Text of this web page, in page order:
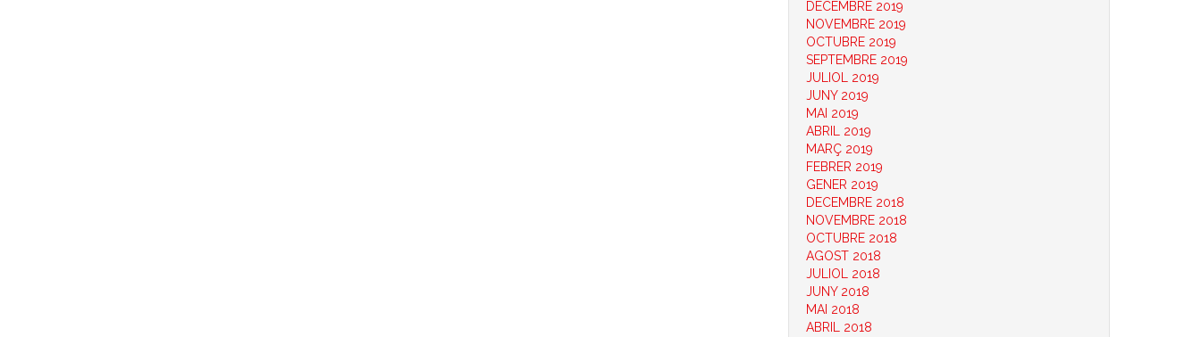
DECEMBRE 2019
NOVEMBRE 2019
OCTUBRE 2019
SEPTEMBRE 2019
JULIOL 2019
JUNY 2019
MAI 2019
ABRIL 2019
MARÇ 2019
FEBRER 2019
GENER 2019
DECEMBRE 2018
NOVEMBRE 2018
OCTUBRE 2018
AGOST 2018
JULIOL 2018
JUNY 2018
MAI 2018
ABRIL 2018